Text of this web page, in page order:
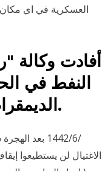
العسكرية في اي
أفادت وكالة
النفط في
الديمقراطية" وصل إلى مستوى 100 ألف برميل يومي.